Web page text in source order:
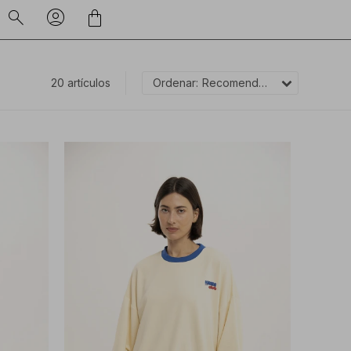
20 artículos Recomendados